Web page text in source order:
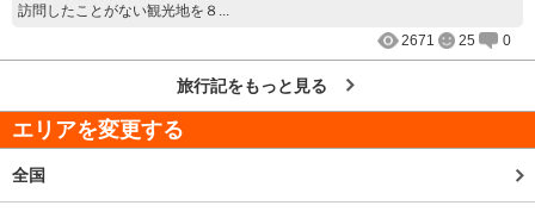
訪問したことがない観光地を８...
2671
25 0
旅行記をもっと見る
エリアを変更する
全国